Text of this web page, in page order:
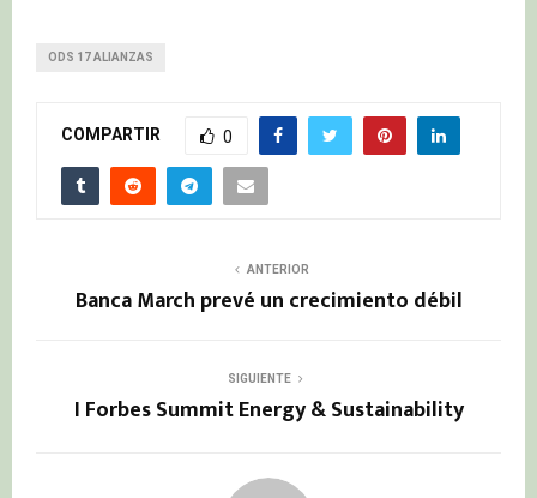
ODS 17 ALIANZAS
COMPARTIR 0
ANTERIOR
Banca March prevé un crecimiento débil
SIGUIENTE
I Forbes Summit Energy & Sustainability